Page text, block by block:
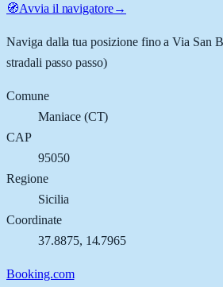
🧭Avvia il navigatore→
Naviga dalla tua posizione fino aVia San
stradali passo passo)
Comune
Maniace(CT)
CAP
95050
Regione
Sicilia
Coordinate
37.8875, 14.7965
Booking.com